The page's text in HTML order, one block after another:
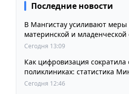
Последние новости
В Мангистау усиливают
материнской и младенческой
Сегодня 13:09
Как цифровизация сократила
поликлиниках: статистика
Сегодня 12:46